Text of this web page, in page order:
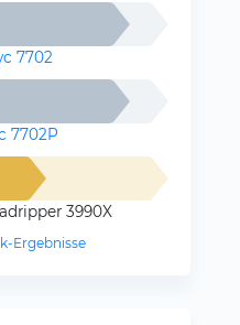
7702
7702P
3990X
Ergebnisse